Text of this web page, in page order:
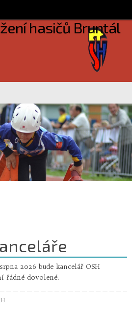
hasičů Bruntál
2026 bude kancelář OSH
řádné dovolené.